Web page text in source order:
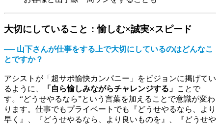
大切にしていること：愉しむ×誠実×スピード
── 山下さんが仕事をする上で大切にしているのはどんなこ
とですか？
アシストが「超サポ愉快カンパニー」をビジョンに掲げてい
るように、
「自ら愉しみながらチャレンジする」 ことで
す。“どうせやるなら”という言葉を加えることで意識が変わ
ります。仕事でもプライベートでも『どうせやるなら、より
早く』、『どうせやるなら、より良いものを』、『どうせや